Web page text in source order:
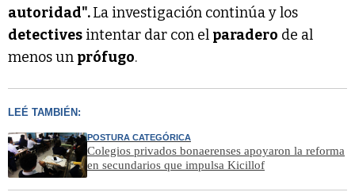
autoridad".La investigación continúa y los
detectives intentar dar con el paradero de al
menos un prófugo.
LEÉ TAMBIÉN:
POSTURA CATEGÓRICA
Colegios privados bonaerenses apoyaron la reforma
en secundarios que impulsa Kicillof